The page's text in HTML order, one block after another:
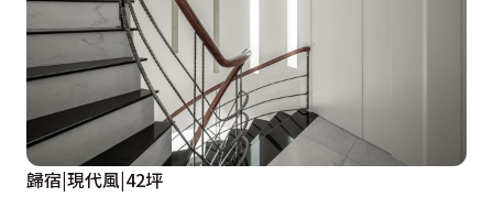
歸宿|現代風|42坪